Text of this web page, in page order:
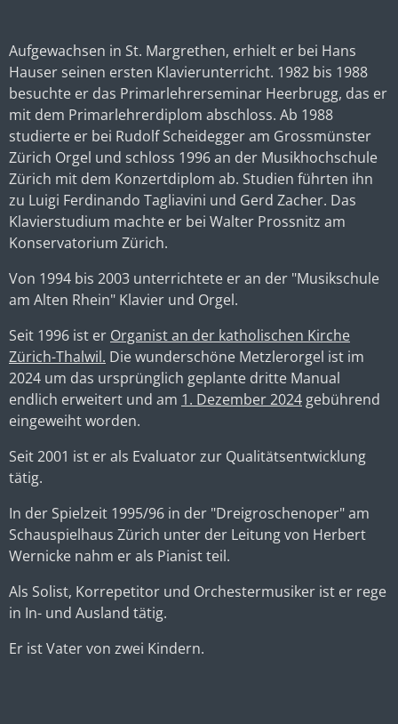
Aufgewachsen in St. Margrethen, erhielt er bei Hans
Hauser seinen ersten Klavierunterricht. 1982 bis 1988
besuchte er das Primarlehrerseminar Heerbrugg, das er
mit dem Primarlehrerdiplom abschloss. Ab 1988
studierte er bei Rudolf Scheidegger am Grossmünster
Zürich Orgel und schloss 1996 an der Musikhochschule
Zürich mit dem Konzertdiplom ab. Studien führten ihn
zu Luigi Ferdinando Tagliavini und Gerd Zacher. Das
Klavierstudium machte er bei Walter Prossnitz am
Konservatorium Zürich.
Von 1994 bis 2003 unterrichtete er an der "Musikschule
am Alten Rhein" Klavier und Orgel.
Seit 1996 ist er Organist an der katholischen Kirche
Zürich-Thalwil. Die wunderschöne Metzlerorgel ist im
2024 um das ursprünglich geplante dritte Manual
endlich erweitert und am 1. Dezember 2024gebührend
eingeweiht worden.
Seit 2001 ist er als Evaluator zur Qualitätsentwicklung
tätig.
In der Spielzeit 1995/96 in der "Dreigroschenoper" am
Schauspielhaus Zürich unter der Leitung von Herbert
Wernicke nahm er als Pianist teil.
Als Solist, Korrepetitor und Orchestermusiker ist er rege
in In- und Ausland tätig.
Er ist Vater von zwei Kindern.